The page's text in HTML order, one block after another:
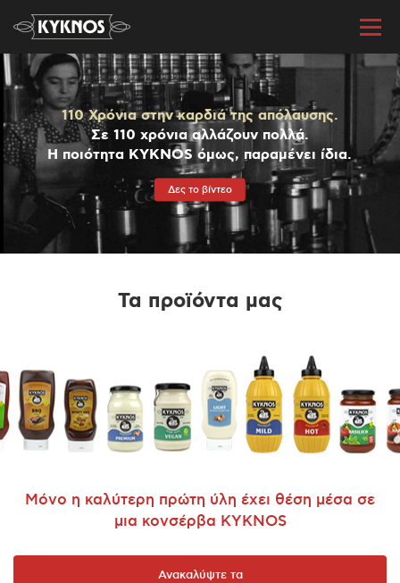
110 Χρόνια στην καρδιά της απόλαυσης.
Σε 110 χρόνια αλλάζουν πολλά.
Η ποιότητα KYKNOS όμως, παραμένει ίδια.
Δες το βίντεο
Τα προϊόντα μας
Μόνο η καλύτερη πρώτη ύλη έχει θέση μέσα σε
μια κονσέρβα KYKNOS
Ανακαλύψτε τα